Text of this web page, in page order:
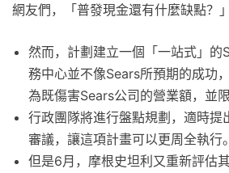
網友們，「普發現金還有什麼缺點？」
然而，計劃建立一個「一站式」的
務中心並不像Sears所預期的成功
為既傷害Sears公司的營業額，並
行政團隊將進行盤點規劃，適時提
審議，讓這項計畫可以更周全執行。
但是6月，摩根史坦利又重新評估